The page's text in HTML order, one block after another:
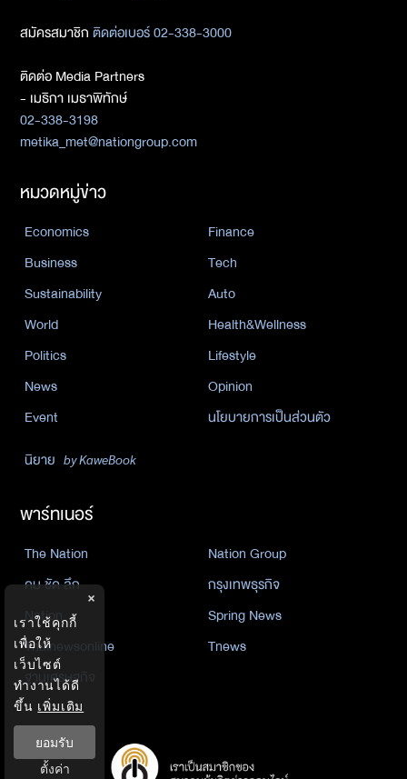
สมัครสมาชิกติดต่อเบอร์ 02-338-3000
ติดต่อ Media Partners
- เมธิกา เมธาพิทักษ์
02-338-3198
metika_met@nationgroup.com
หมวดหมู่ข่าว
Economics
Finance
Business
Tech
Sustainability
Auto
World
Health&Wellness
Politics
Lifestyle
News
Opinion
Event
นโยบายการเป็นส่วนตัว
นิยาย by KaweBook
พาร์ทเนอร์
The Nation
Nation Group
คม ชัด ลึก
กรุงเทพธุรกิจ
Nation
Spring News
Thainewsonline
Tnews
ฐานเศรษฐกิจ
×
เราใช้คุกกี้
เพื่อให้
เว็บไซต์
ทำงานได้ดี
ขึ้น เพิ่มเติม
ยอมรับ
ตั้งค่า